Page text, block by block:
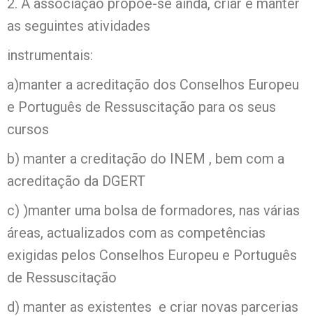
as seguintes atividades
instrumentais:
a)manter a acreditação dos Conselhos Europeu
e Português de Ressuscitação para os seus
cursos
b) manter a creditação do INEM , bem com a
acreditação da DGERT
c) )manter uma bolsa de formadores, nas várias
áreas, actualizados com as competências
exigidas pelos Conselhos Europeu e Português
de Ressuscitação
d) manter as existentes e criar novas parcerias